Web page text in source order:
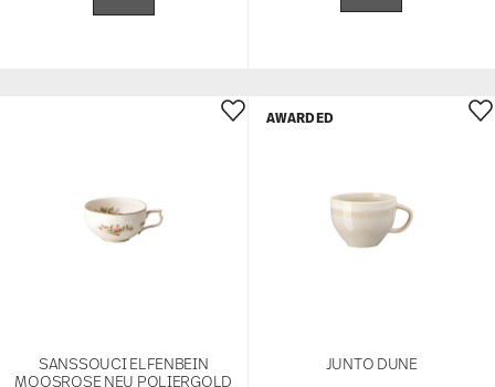
SANSSOUCI ELFENBEIN
MOOSROSE NEU POLIERGOLD
JUNTO DUNE
AWARDED